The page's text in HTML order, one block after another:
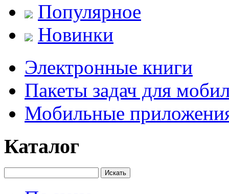
Популярное
Новинки
Электронные книги
Пакеты задач для
Мобильные
Каталог
Искать